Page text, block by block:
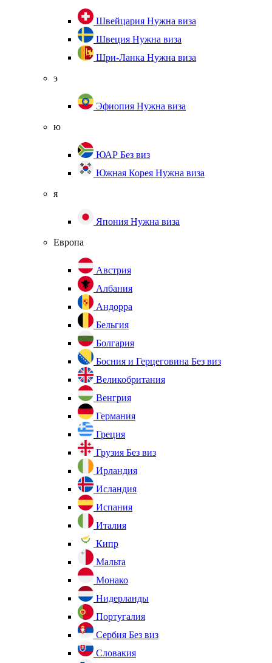
Швейцария Нужна виза
Швеция Нужна виза
Шри-Ланка Нужна виза
э
Эфиопия Нужна виза
ю
ЮАР Без виз
Южная Корея Нужна виза
я
Япония Нужна виза
Европа
Австрия
Албания
Андорра
Бельгия
Болгария
Босния и Герцеговина Без виз
Великобритания
Венгрия
Германия
Греция
Грузия Без виз
Ирландия
Исландия
Испания
Италия
Кипр
Мальта
Монако
Нидерланды
Португалия
Сербия Без виз
Словакия